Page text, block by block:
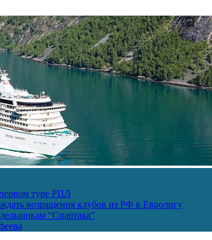
туре РПЛ
возращения клубов из РФ в Евролигу
“Спартака”